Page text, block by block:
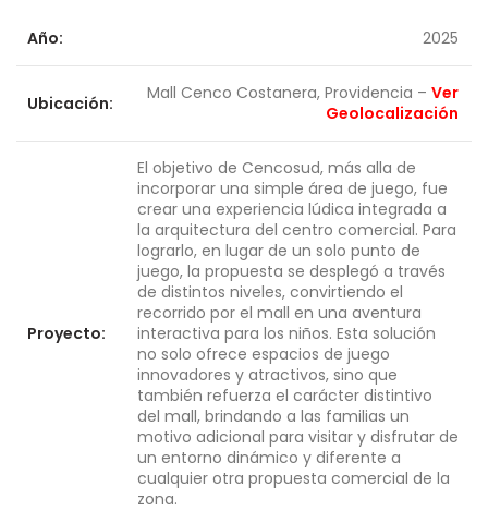
Año: 2025
Ubicación: Mall Cenco Costanera, Providencia – Ver
Geolocalización
Proyecto:
El objetivo de Cencosud, más alla de
incorporar una simple área de juego, fue
crear una experiencia lúdica integrada a
la arquitectura del centro comercial. Para
lograrlo, en lugar de un solo punto de
juego, la propuesta se desplegó a través
de distintos niveles, convirtiendo el
recorrido por el mall en una aventura
interactiva para los niños. Esta solución
no solo ofrece espacios de juego
innovadores y atractivos, sino que
también refuerza el carácter distintivo
del mall, brindando a las familias un
motivo adicional para visitar y disfrutar de
un entorno dinámico y diferente a
cualquier otra propuesta comercial de la
zona.